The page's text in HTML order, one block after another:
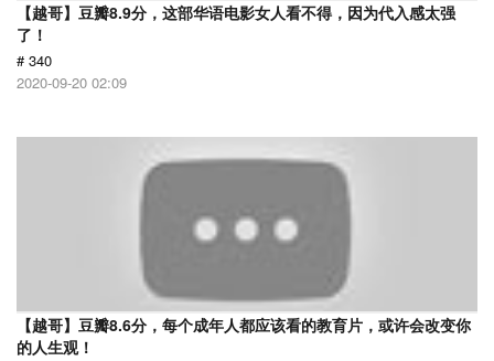
【越哥】豆瓣8.9分，这部华语电影女人看不得，因为代入感太强
了！
# 340
2020-09-20 02:09
【越哥】豆瓣8.6分，每个成年人都应该看的教育片，或许会改变你
的人生观！